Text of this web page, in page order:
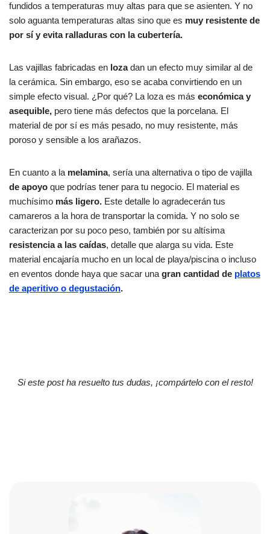
fundidos a temperaturas muy altas para que se asienten. Y no
solo aguanta temperaturas altas sino que es muy resistente de
por sí y evita ralladuras con la cubertería.
Las vajillas fabricadas en lozadan un efecto muy similar al de
la cerámica. Sin embargo, eso se acaba convirtiendo en un
simple efecto visual. ¿Por qué? La loza es más económica y
asequible, pero tiene más defectos que la porcelana. El
material de por sí es más pesado, no muy resistente, más
poroso y sensible a los arañazos.
En cuanto a la melamina, sería una alternativa o tipo de vajilla
de apoyo que podrías tener para tu negocio. El material es
muchísimo más ligero. Este detalle lo agradecerán tus
camareros a la hora de transportar la comida. Y no solo se
caracterizan por su poco peso, también por su altísima
resistencia a las caídas, detalle que alarga su vida. Este
material encajaría mucho en un local de playa/piscina o incluso
en eventos donde haya que sacar una gran cantidad de platos
de aperitivo o degustación.
Si este post ha resuelto tus dudas, ¡compártelo con el resto!